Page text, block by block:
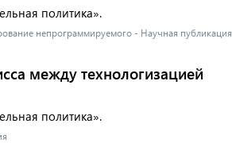
политика».
непрограммируемого - Научная публикация
между технологизацией
политика».